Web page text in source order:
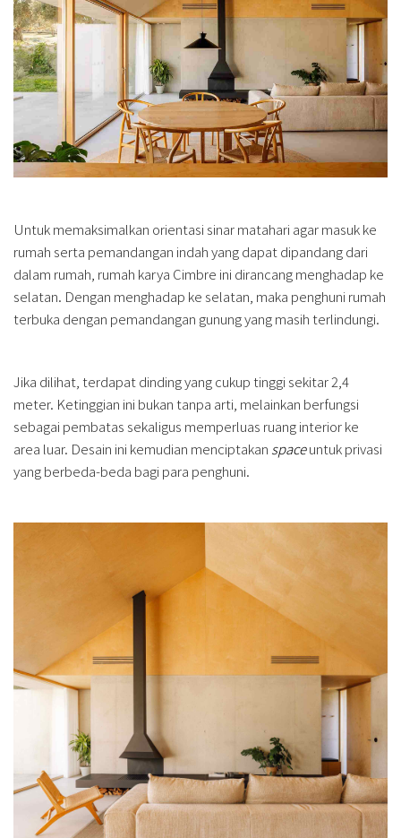
Untuk memaksimalkan orientasi sinar matahari agar masuk ke
rumah serta pemandangan indah yang dapat dipandang dari
dalam rumah, rumah karya Cimbre ini dirancang menghadap ke
selatan. Dengan menghadap ke selatan, maka penghuni rumah
terbuka dengan pemandangan gunung yang masih terlindungi.
Jika dilihat, terdapat dinding yang cukup tinggi sekitar 2,4
meter. Ketinggian ini bukan tanpa arti, melainkan berfungsi
sebagai pembatas sekaligus memperluas ruang interior ke
area luar. Desain ini kemudian menciptakan spaceuntuk privasi
yang berbeda-beda bagi para penghuni.